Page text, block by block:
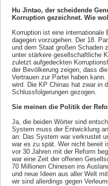
Hu Jintao, der scheidende
Korruption gezeichnet. Wie
Korruption ist eine
dagegen vorzugehen. Der 18.
und dem Staat großen Schaden
unter stärkere gesellschaftliche
zuletzt aufgedeckten
der Bevölkerung zeigen, dass
Vertrauen zur Partei haben
wird. Die KP Chinas hat zwar in
Schlussfolgerungen gezogen.
Sie meinen die Politik der
Ja, die beiden Wörter sind
System muss der Entwicklung
an: Das System war verkrustet
war es zu spät. Wer nicht bereit
vor 30 Jahren mit der Reform
war eine Zeit der offenen
70 Millionen Chinesen ins
und neue Ideen aus aller Welt
wir sind allerdings gegen